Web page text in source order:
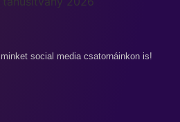
social media csatornáinkon is!